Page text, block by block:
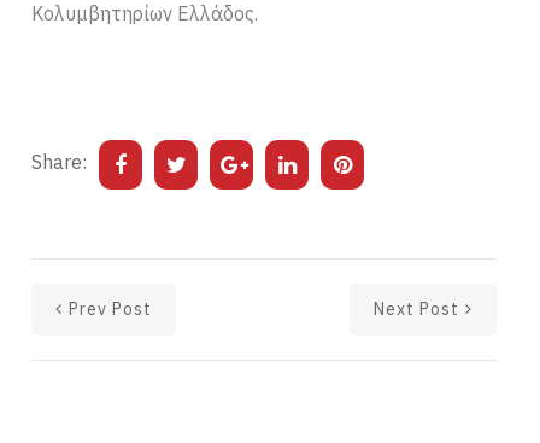
Κολυμβητηρίων Ελλάδος.
Share:
Prev Post Next Post